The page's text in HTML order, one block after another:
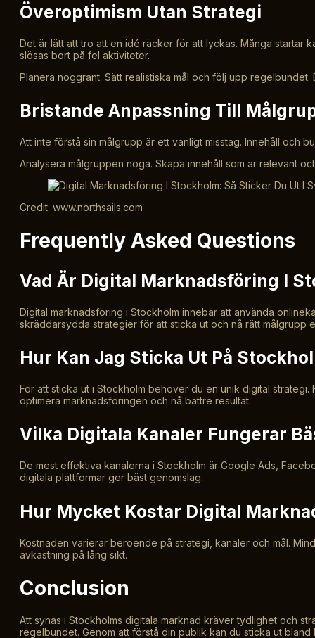
Överoptimism Utan Strategi
Det är lätt att tro att en idé räcker för att lyckas. Många startar
slösas bort på fel aktiviteter.
Planera noggrant. Sätt realistiska mål och följ upp
Bristande Anpassning Till
Att inte förstå sin målgrupp är ett vanligt misstag. Innehåll och
Analysera målgruppen noga. Skapa innehåll som är relevant
Credit: www.northsails.com
Frequently Asked Questions
Vad Är Digital Marknadsföring I
Digital marknadsföring i Stockholm innebär att använda
skräddarsydda strategier för att sticka ut och nå rätt målgrupp
Hur Kan Jag Sticka Ut På
För att sticka ut i Stockholm behöver du en unik digital
optimera marknadsföringen och nå bättre resultat.
Vilka Digitala Kanaler Fungerar
De mest effektiva kanalerna i Stockholm är Google Ads,
digitala plattformar ger bäst genomslag.
Hur Mycket Kostar Digital
Kostnaden varierar beroende på strategi, kanaler och mål.
avkastning på lång sikt.
Conclusion
Att synas i Stockholms digitala marknad kräver tydlighet och
regelbundet. Genom att förstå din publik kan du sticka ut bland